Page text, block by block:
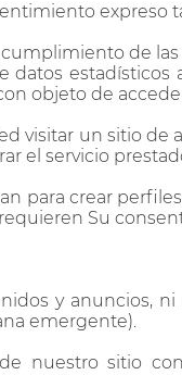
cumplimiento de
objeto de
visitar un sitio
el servicio
para crear
Su
y anuncios,
emergente).
nuestro sitio